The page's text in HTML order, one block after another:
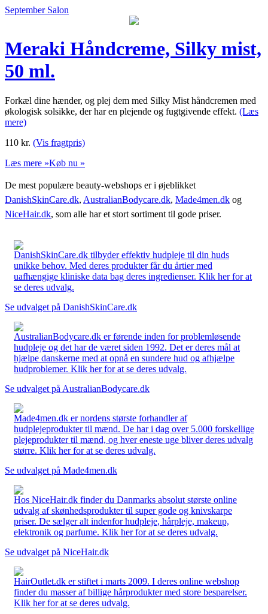
September Salon
Meraki Håndcreme, Silky mist,
50 ml.
Forkæl dine hænder, og plej dem med Silky Mist håndcremen med
økologisk solsikke, der har en plejende og fugtgivende effekt. (Læs
mere)
110 kr. (Vis fragtpris)
Læs mere »Køb nu »
De mest populære beauty-webshops er i øjeblikket
DanishSkinCare.dk, AustralianBodycare.dk, Made4men.dk og
NiceHair.dk, som alle har et stort sortiment til gode priser.
DanishSkinCare.dk tilbyder effektiv hudpleje til din huds
unikke behov. Med deres produkter får du årtier med
uafhængige kliniske data bag deres ingredienser. Klik her for at
se deres udvalg.
Se udvalget på DanishSkinCare.dk
AustralianBodycare.dk er førende inden for problemløsende
hudpleje og det har de været siden 1992. Det er deres mål at
hjælpe danskerne med at opnå en sundere hud og afhjælpe
hudproblemer. Klik her for at se deres udvalg.
Se udvalget på AustralianBodycare.dk
Made4men.dk er nordens største forhandler af
hudplejeprodukter til mænd. De har i dag over 5.000 forskellige
plejeprodukter til mænd, og hver eneste uge bliver deres udvalg
større. Klik her for at se deres udvalg.
Se udvalget på Made4men.dk
Hos NiceHair.dk finder du Danmarks absolut største online
udvalg af skønhedsprodukter til super gode og knivskarpe
priser. De sælger alt indenfor hudpleje, hårpleje, makeup,
elektronik og parfume. Klik her for at se deres udvalg.
Se udvalget på NiceHair.dk
HairOutlet.dk er stiftet i marts 2009. I deres online webshop
finder du masser af billige hårprodukter med store besparelser.
Klik her for at se deres udvalg.